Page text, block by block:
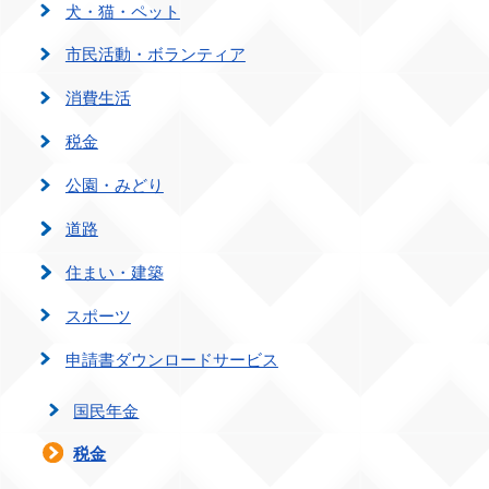
犬・猫・ペット
市民活動・ボランティア
消費生活
税金
公園・みどり
道路
住まい・建築
スポーツ
申請書ダウンロードサービス
国民年金
税金